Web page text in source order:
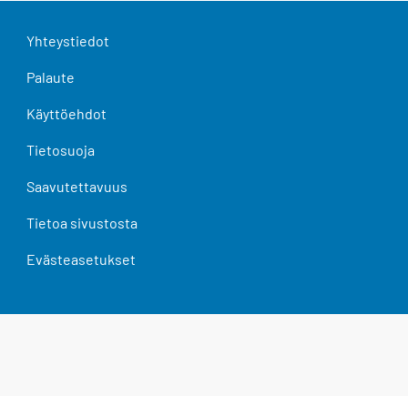
Yhteystiedot
Palaute
Käyttöehdot
Tietosuoja
Saavutettavuus
Tietoa sivustosta
Evästeasetukset